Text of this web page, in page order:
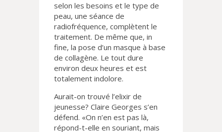
selon les besoins et le type de
peau, une séance de
radiofréquence, complètent le
traitement. De même que, in
fine, la pose d’un masque à base
de collagène. Le tout dure
environ deux heures et est
totalement indolore.
Aurait-on trouvé l’elixir de
jeunesse? Claire Georges s’en
défend. «On n’en est pas là,
répond-t-elle en souriant, mais